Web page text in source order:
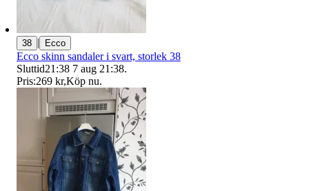
38 | Ecco
Ecco skinn sandaler i svart, storlek 38
Sluttid21:38 7 aug 21:38.
Pris:269 kr,Köp nu.